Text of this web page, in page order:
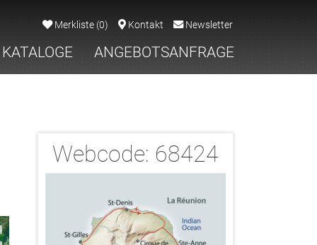
Merkliste (0) Kontakt Newsletter
KATALOGE ANGEBOTSANFRAGE
Webcode: 68424
2/24